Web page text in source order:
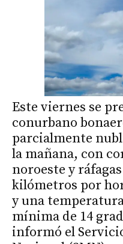
Este viernes se
conurbano
parcialmente
la mañana, con
noroeste y
kilómetros por
y una
mínima de 14
informó el